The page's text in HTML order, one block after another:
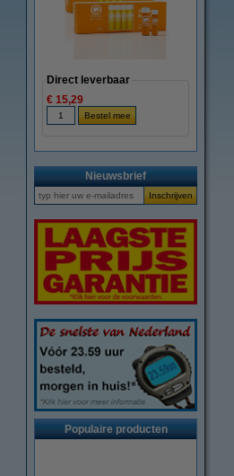
Direct leverbaar
€ 15,29
Nieuwsbrief
Populaire producten